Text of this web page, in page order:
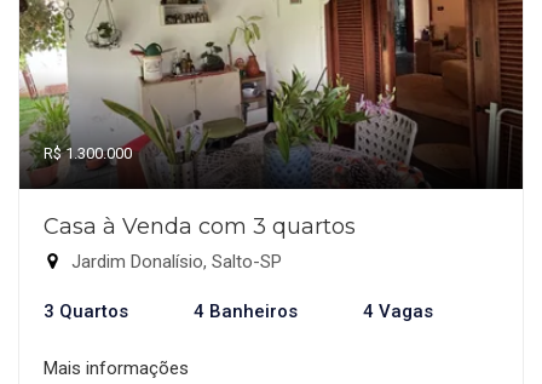
R$ 1.300.000
Casa à Venda com 3 quartos
Jardim Donalísio, Salto-SP
3 Quartos 4 Banheiros 4 Vagas
Mais informações